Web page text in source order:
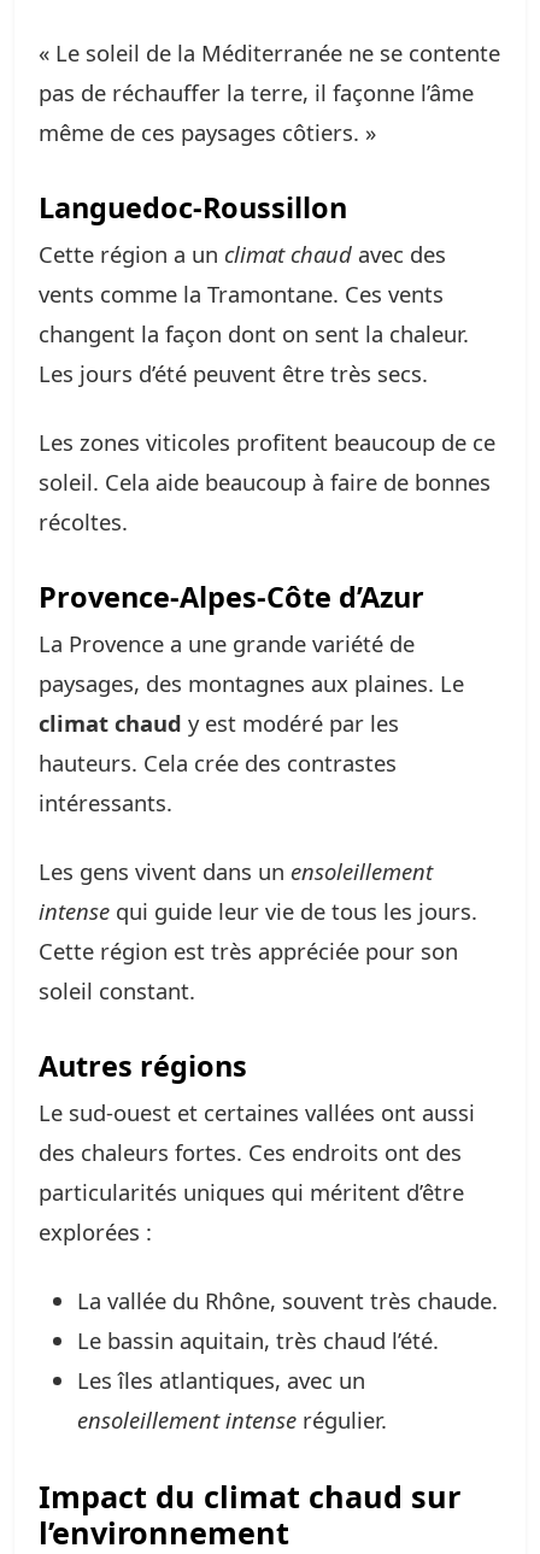
« Le soleil de la Méditerranée ne se contente
pas de réchauffer la terre, il façonne l’âme
même de ces paysages côtiers. »
Languedoc-Roussillon
Cette région a un climat chaud avec des
vents comme la Tramontane. Ces vents
changent la façon dont on sent la chaleur.
Les jours d’été peuvent être très secs.
Les zones viticoles profitent beaucoup de ce
soleil. Cela aide beaucoup à faire de bonnes
récoltes.
Provence-Alpes-Côte d’Azur
La Provence a une grande variété de
paysages, des montagnes aux plaines. Le
climat chaud y est modéré par les
hauteurs. Cela crée des contrastes
intéressants.
Les gens vivent dans un ensoleillement
intense qui guide leur vie de tous les jours.
Cette région est très appréciée pour son
soleil constant.
Autres régions
Le sud-ouest et certaines vallées ont aussi
des chaleurs fortes. Ces endroits ont des
particularités uniques qui méritent d’être
explorées :
La vallée du Rhône, souvent très chaude.
Le bassin aquitain, très chaud l’été.
Les îles atlantiques, avec un
ensoleillement intense régulier.
Impact du climat chaud sur
l’environnement